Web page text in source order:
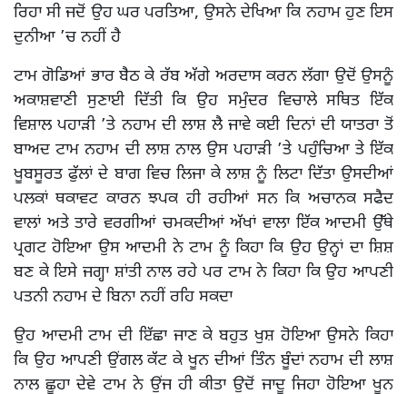
ਰਿਹਾ ਸੀ ਜਦੋਂ ਉਹ ਘਰ ਪਰਤਿਆ, ਉਸਨੇ ਦੇਖਿਆ ਕਿ ਨਹਾਮ ਹੁਣ ਇਸ
ਦੁਨੀਆ ’ਚ ਨਹੀਂ ਹੈ
ਟਾਮ ਗੋਡਿਆਂ ਭਾਰ ਬੈਠ ਕੇ ਰੱਬ ਅੱਗੇ ਅਰਦਾਸ ਕਰਨ ਲੱਗਾ ਉਦੋਂ ਉਸਨੂੰ
ਅਕਾਸ਼ਵਾਣੀ ਸੁਣਾਈ ਦਿੱਤੀ ਕਿ ਉਹ ਸਮੁੰਦਰ ਵਿਚਾਲੇ ਸਥਿਤ ਇੱਕ
ਵਿਸ਼ਾਲ ਪਹਾੜੀ ’ਤੇ ਨਹਾਮ ਦੀ ਲਾਸ਼ ਲੈ ਜਾਵੇ ਕਈ ਦਿਨਾਂ ਦੀ ਯਾਤਰਾ ਤੋਂ
ਬਾਅਦ ਟਾਮ ਨਹਾਮ ਦੀ ਲਾਸ਼ ਨਾਲ ਉਸ ਪਹਾੜੀ ’ਤੇ ਪਹੁੰਚਿਆ ਤੇ ਇੱਕ
ਖੂਬਸੂਰਤ ਫੁੱਲਾਂ ਦੇ ਬਾਗ ਵਿਚ ਲਿਜਾ ਕੇ ਲਾਸ਼ ਨੂੰ ਲਿਟਾ ਦਿੱਤਾ ਉਸਦੀਆਂ
ਪਲਕਾਂ ਥਕਾਵਟ ਕਾਰਨ ਝਪਕ ਹੀ ਰਹੀਆਂ ਸਨ ਕਿ ਅਚਾਨਕ ਸਫੈਦ
ਵਾਲਾਂ ਅਤੇ ਤਾਰੇ ਵਰਗੀਆਂ ਚਮਕਦੀਆਂ ਅੱਖਾਂ ਵਾਲਾ ਇੱਕ ਆਦਮੀ ਉੱਥੇ
ਪ੍ਰਗਟ ਹੋਇਆ ਉਸ ਆਦਮੀ ਨੇ ਟਾਮ ਨੂੰ ਕਿਹਾ ਕਿ ਉਹ ਉਨ੍ਹਾਂ ਦਾ ਸ਼ਿਸ਼
ਬਣ ਕੇ ਇਸੇ ਜਗ੍ਹਾ ਸ਼ਾਂਤੀ ਨਾਲ ਰਹੇ ਪਰ ਟਾਮ ਨੇ ਕਿਹਾ ਕਿ ਉਹ ਆਪਣੀ
ਪਤਨੀ ਨਹਾਮ ਦੇ ਬਿਨਾ ਨਹੀਂ ਰਹਿ ਸਕਦਾ
ਉਹ ਆਦਮੀ ਟਾਮ ਦੀ ਇੱਛਾ ਜਾਣ ਕੇ ਬਹੁਤ ਖੁਸ਼ ਹੋਇਆ ਉਸਨੇ ਕਿਹਾ
ਕਿ ਉਹ ਆਪਣੀ ਉਂਗਲ ਕੱਟ ਕੇ ਖੂਨ ਦੀਆਂ ਤਿੰਨ ਬੂੰਦਾਂ ਨਹਾਮ ਦੀ ਲਾਸ਼
ਨਾਲ ਛੂਹਾ ਦੇਵੇ ਟਾਮ ਨੇ ਉਂਜ ਹੀ ਕੀਤਾ ਉਦੋਂ ਜਾਦੂ ਜਿਹਾ ਹੋਇਆ ਖੂਨ